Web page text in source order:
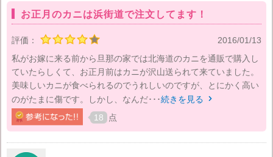
お正月のカニは浜街道で注文してます！
評価：
2016/01/13
私がお嫁に来る前から旦那の家では北海道のカニを通販で購入し
ていたらしくて、お正月前はカニが沢山送られて来ていました。
美味しいカニが食べられるのでうれしいのですが、とにかく高い
のがたまに傷です。しかし、なんだ･･･続きを見る 
18 点